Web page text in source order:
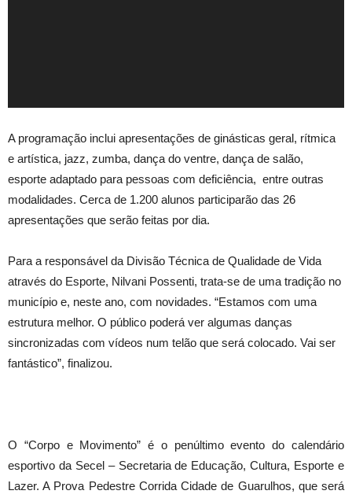
A programação inclui apresentações de ginásticas geral, rítmica
e artística, jazz, zumba, dança do ventre, dança de salão,
esporte adaptado para pessoas com deficiência, entre outras
modalidades. Cerca de 1.200 alunos participarão das 26
apresentações que serão feitas por dia.
Para a responsável da Divisão Técnica de Qualidade de Vida
através do Esporte, Nilvani Possenti, trata-se de uma tradição no
município e, neste ano, com novidades. “Estamos com uma
estrutura melhor. O público poderá ver algumas danças
sincronizadas com vídeos num telão que será colocado. Vai ser
fantástico”, finalizou.
O “Corpo e Movimento” é o penúltimo evento do calendário
esportivo da Secel – Secretaria de Educação, Cultura, Esporte e
Lazer. A Prova Pedestre Corrida Cidade de Guarulhos, que será